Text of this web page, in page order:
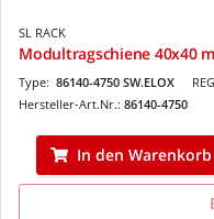
SL RACK
Modultragschiene 40x40
Type: 86140-4750 SW.ELOX
Hersteller-Art.Nr.: 86140-4750
In den Warenkorb